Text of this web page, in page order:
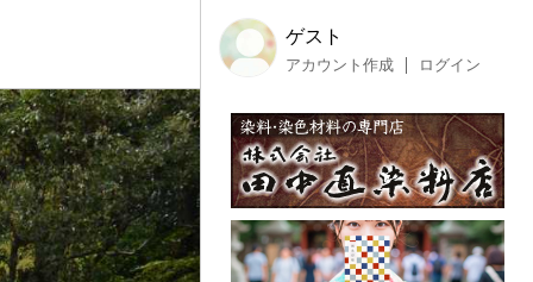
ゲスト
アカウント作成 ログイン